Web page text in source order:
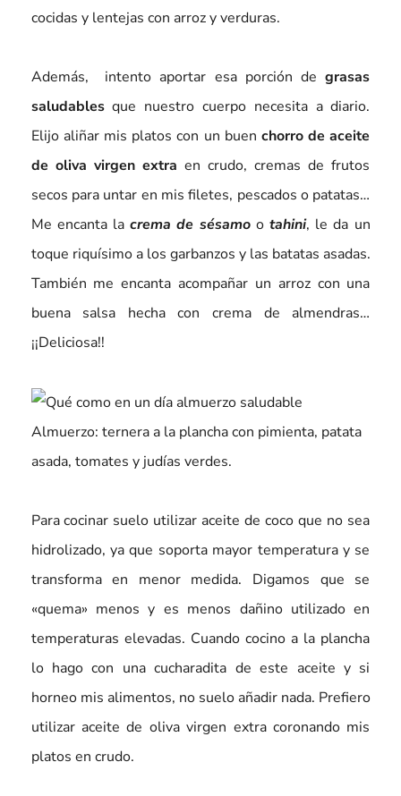
cocidas y lentejas con arroz y verduras.
Además, intento aportar esa porción de grasas
saludablesque nuestro cuerpo necesita a diario.
Elijo aliñar mis platos con un buenchorro de aceite
de oliva virgen extra en crudo, cremas de frutos
secos para untar en mis filetes, pescados o patatas…
Me encanta lacrema de sésamootahini, le da un
toque riquísimo a los garbanzos y las batatas asadas.
También me encanta acompañar un arroz con una
buena salsa hecha con crema de almendras…
¡¡Deliciosa!!
Almuerzo: ternera a la plancha con pimienta, patata
asada, tomates y judías verdes.
Para cocinar suelo utilizar aceite de coco que no sea
hidrolizado, ya que soporta mayor temperatura y se
transforma en menor medida. Digamos que se
«quema» menos y es menos dañino utilizado en
temperaturas elevadas. Cuando cocino a la plancha
lo hago con una cucharadita de este aceite y si
horneo mis alimentos, no suelo añadir nada. Prefiero
utilizar aceite de oliva virgen extra coronando mis
platos en crudo.